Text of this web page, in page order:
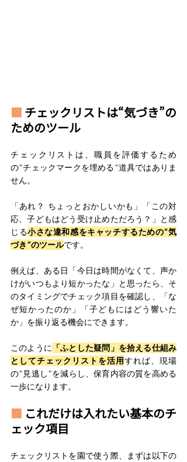
■ チェックリストは“気づき”の
ためのツール
チェックリストは、職員を評価するため
の“チェックマークを埋める”道具ではありま
せん。
「あれ？ ちょっとおかしいかも」「この対
応、子どもはどう受け止めただろう？」と感
じる小さな違和感をキャッチするための“気
づき”のツールです。
例えば、ある日「今日は時間がなくて、声か
けがいつもより短かったな」と思ったら、そ
のタイミングでチェック項目を確認し、「な
ぜ短かったのか」「子どもにはどう響いた
か」を振り返る機会にできます。
このように 「ふとした疑問」を拾える仕組み
としてチェックリストを活用すれば、現場
の“見逃し”を減らし、保育内容の質を高める
一歩になります。
■ これだけは入れたい基本のチ
ェック項目
チェックリストを園で使う際、まずは以下の